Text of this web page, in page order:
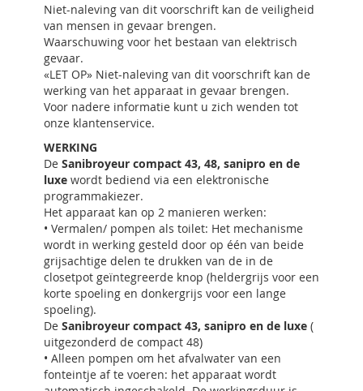
Niet-naleving van dit voorschrift kan de veiligheid
van mensen in gevaar brengen.
Waarschuwing voor het bestaan van elektrisch
gevaar.
«LET OP» Niet-naleving van dit voorschrift kan de
werking van het apparaat in gevaar brengen.
Voor nadere informatie kunt u zich wenden tot
onze klantenservice.
WERKING
De Sanibroyeur compact 43, 48, sanipro en de
luxe wordt bediend via een elektronische
programmakiezer.
Het apparaat kan op 2 manieren werken:
• Vermalen/ pompen als toilet: Het mechanisme
wordt in werking gesteld door op één van beide
grijsachtige delen te drukken van de in de
closetpot geïntegreerde knop (heldergrijs voor een
korte spoeling en donkergrijs voor een lange
spoeling).
De Sanibroyeur compact 43, sanipro en de luxe (
uitgezonderd de compact 48)
• Alleen pompen om het afvalwater van een
fonteintje af te voeren: het apparaat wordt